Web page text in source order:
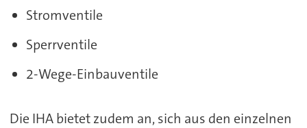
Stromventile
Sperrventile
2-Wege-Einbauventile
Die IHA bietet zudem an, sich aus den einzelnen